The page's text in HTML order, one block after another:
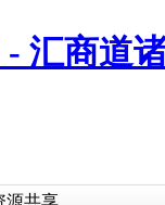
汇商道
源共享